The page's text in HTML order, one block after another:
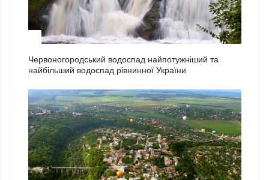
Червоногородський водоспад найпотужніший та
найбільший водоспад рівнинної України